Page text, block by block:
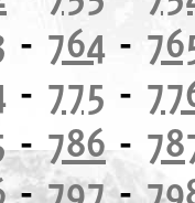
- 764 -
- 775 -
-786-
-797-